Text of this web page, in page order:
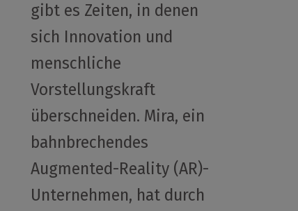
gibt es Zeiten, in denen
sich Innovation und
menschliche
Vorstellungskraft
überschneiden. Mira, ein
bahnbrechendes
Augmented-Reality (AR)-
Unternehmen, hat durch